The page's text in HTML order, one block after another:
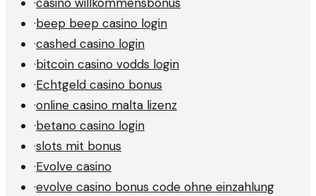
·beep beep casino login
·cashed casino login
·bitcoin casino vodds login
·Echtgeld casino bonus
·online casino malta lizenz
·betano casino login
·slots mit bonus
·Evolve casino
·evolve casino bonus code ohne einzahlung